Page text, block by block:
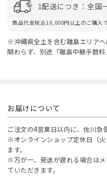
1配送につき：全国
商品代金税込10,000円以上のご購入
※沖縄県全土を含む離島エリア
関わらず、別途「離島中継手数料
お届けについて
ご注文の4営業日以内に、佐川急
※オンラインショップ定休日（
ます。
※万が一、発送が遅れる場合は
ていただきます。